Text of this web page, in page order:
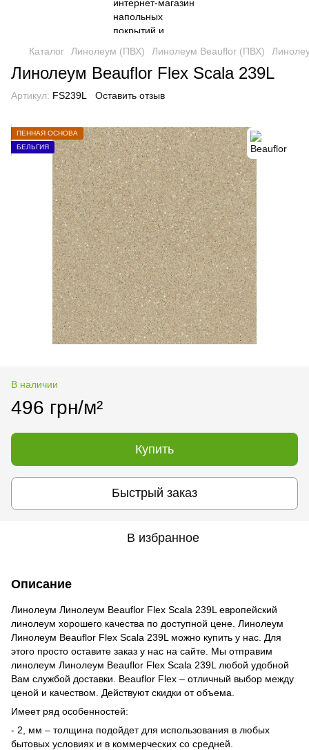
Каталог Линолеум (ПВХ) Линолеум Beauflor (ПВХ)
Линолеум Beauflor Flex Scala 239L
Артикул: FS239L Оставить отзыв
ПЕННАЯ ОСНОВА
БЕЛЬГИЯ
В наличии
496 грн/м²
Купить
Быстрый заказ
В избранное
Описание
Линолеум Линолеум Beauflor Flex Scala 239L европейский
линолеум хорошего качества по доступной цене. Линолеум
Линолеум Beauflor Flex Scala 239L можно купить у нас. Для
этого просто оставите заказ у нас на сайте. Мы отправим
линолеум Линолеум Beauflor Flex Scala 239L любой удобной
Вам службой доставки. Beauflor Flex – отличный выбор между
ценой и качеством. Действуют скидки от объема.
Имеет ряд особенностей:
- 2, мм – толщина подойдет для использования в любых
бытовых условиях и в коммерческих со средней.